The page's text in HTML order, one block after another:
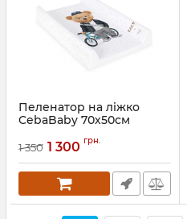
Пеленатор на ліжко
CebaBaby 70х50см
1 350 1 300 грн.